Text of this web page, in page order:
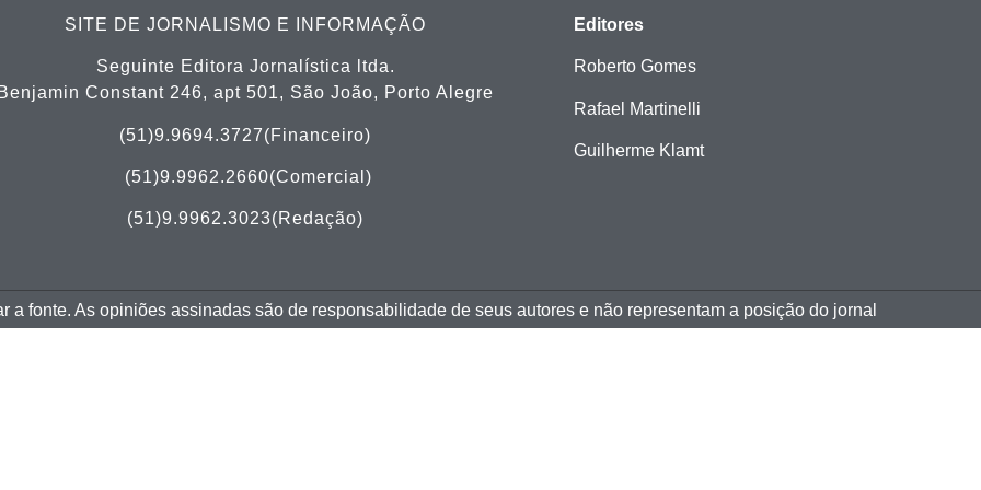
SITE DE JORNALISMO E INFORMAÇÃO
Seguinte Editora Jornalística ltda.
Constant 246, apt 501, São João, Porto Alegre
(51)9.9694.3727(Financeiro)
(51)9.9962.2660(Comercial)
(51)9.9962.3023(Redação)
Editores
Roberto Gomes
Rafael Martinelli
Guilherme Klamt
a fonte. As opiniões assinadas são de responsabilidade de seus autores e não representam a posição do jornal